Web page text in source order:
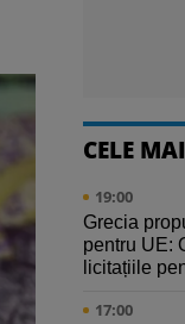
CELE
19:00
Grecia
pentru UE:
licitațiile
17:00